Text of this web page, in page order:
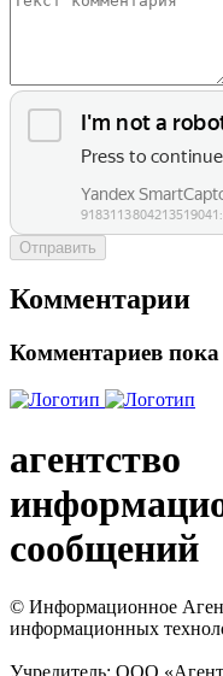
Отправить
Комментарии
Комментариев пока
агентство
сообщений
© Информационное
информационных
Учредитель: ООО